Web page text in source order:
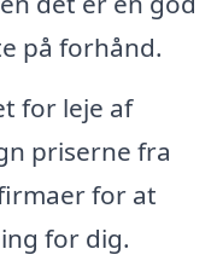
på forhånd.
for leje af
priserne fra
for at
for dig.